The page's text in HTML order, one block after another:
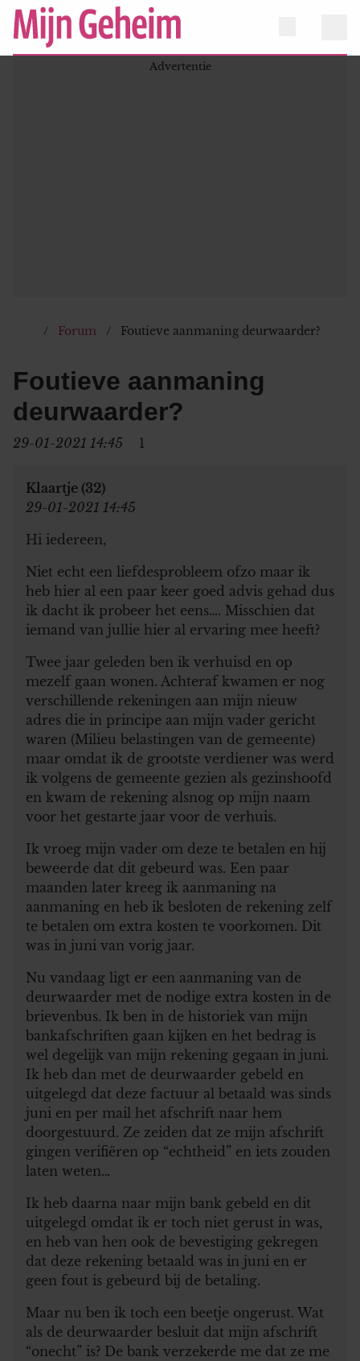
Forum Foutieve aanmaning deurwaarder?
Foutieve aanmaning
deurwaarder?
29-01-2021 14:45 1
Klaartje (32)
29-01-2021 14:45
Hi iedereen,
Niet echt een liefdesprobleem ofzo maar ik
heb hier al een paar keer goed advis gehad dus
ik dacht ik probeer het eens…. Misschien dat
iemand van jullie hier al ervaring mee heeft?
Twee jaar geleden ben ik verhuisd en op
mezelf gaan wonen. Achteraf kwamen er nog
verschillende rekeningen aan mijn nieuw
adres die in principe aan mijn vader gericht
waren (Milieu belastingen van de gemeente)
maar omdat ik de grootste verdiener was werd
ik volgens de gemeente gezien als gezinshoofd
en kwam de rekening alsnog op mijn naam
voor het gestarte jaar voor de verhuis.
Ik vroeg mijn vader om deze te betalen en hij
beweerde dat dit gebeurd was. Een paar
maanden later kreeg ik aanmaning na
aanmaning en heb ik besloten de rekening zelf
te betalen om extra kosten te voorkomen. Dit
was in juni van vorig jaar.
Nu vandaag ligt er een aanmaning van de
deurwaarder met de nodige extra kosten in de
brievenbus. Ik ben in de historiek van mijn
bankafschriften gaan kijken en het bedrag is
wel degelijk van mijn rekening gegaan in juni.
Ik heb dan met de deurwaarder gebeld en
uitgelegd dat deze factuur al betaald was sinds
juni en per mail het afschrift naar hem
doorgestuurd. Ze zeiden dat ze mijn afschrift
gingen verifiëren op “echtheid” en iets zouden
laten weten…
Ik heb daarna naar mijn bank gebeld en dit
uitgelegd omdat ik er toch niet gerust in was,
en heb van hen ook de bevestiging gekregen
dat deze rekening betaald was in juni en er
geen fout is gebeurd bij de betaling.
Maar nu ben ik toch een beetje ongerust. Wat
als de deurwaarder besluit dat mijn afschrift
“onecht” is? De bank verzekerde me dat ze me